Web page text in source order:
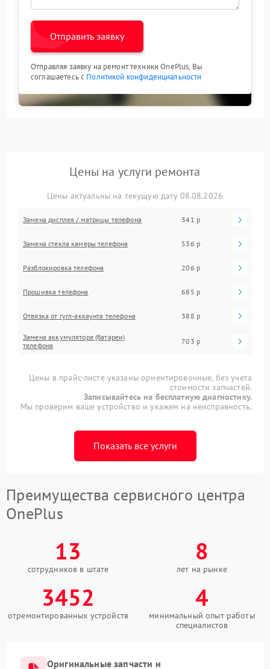
Отправить заявку
Отправляя заявку на ремонт техники OnePlus, Вы
соглашаетесь с Политикой конфиденциальности
Цены на услуги ремонта
Цены актуальны на текущую дату 08.08.2026
Замена дисплея / матрицы телефона 341 р
Замена стекла камеры телефона 536 р
Разблокировка телефона 206 р
Прошивка телефона 685 р
Отвязка от гугл-аккаунта телефона 388 р
Замена аккумулятора (батареи)
телефона
703 р
Цены в прайс-листе указаны ориентировочные, без учета
стоимости запчастей.
Записывайтесь на бесплатную диагностику.
Мы проверим ваше устройство и укажем на неисправность.
Показать все услуги
Преимущества сервисного центра
OnePlus
13
сотрудников в штате
8
лет на рынке
3452
отремонтированных устройств
4
минимальный опыт работы
специалистов
Оригинальные запчасти и